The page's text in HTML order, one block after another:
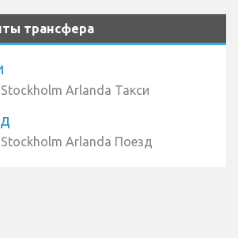
трансфера
Arlanda Такси
Arlanda Поезд